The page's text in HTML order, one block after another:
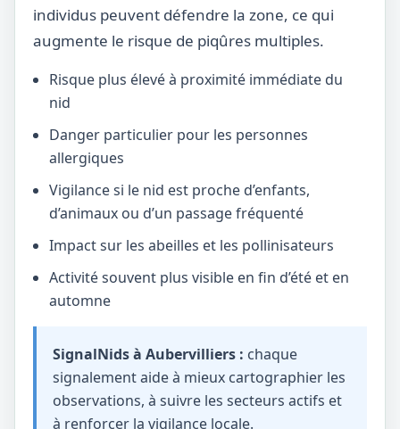
individus peuvent défendre la zone, ce qui
augmente le risque de piqûres multiples.
Risque plus élevé à proximité immédiate du
nid
Danger particulier pour les personnes
allergiques
Vigilance si le nid est proche d’enfants,
d’animaux ou d’un passage fréquenté
Impact sur les abeilles et les pollinisateurs
Activité souvent plus visible en fin d’été et en
automne
SignalNids à Aubervilliers : chaque
signalement aide à mieux cartographier les
observations, à suivre les secteurs actifs et
à renforcer la vigilance locale.